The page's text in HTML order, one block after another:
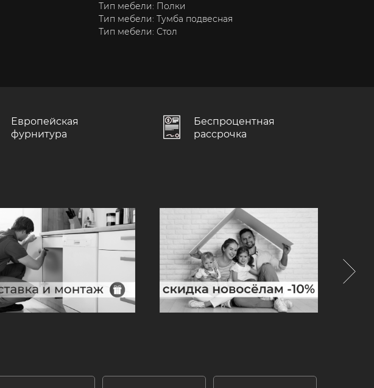
Тип мебели: Полки
Тип мебели: Тумба подвесная
Тип мебели: Стол
Европейская
фурнитура
Беспроцентная
рассрочка